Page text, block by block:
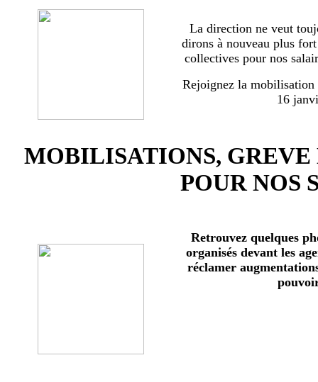
La direction ne veut
dirons à nouveau plus
collectives pour nos
Rejoignez la mobilisation
16
MOBILISATIONS,
POUR NOS
Retrouvez quelques
organisés devant les
réclamer